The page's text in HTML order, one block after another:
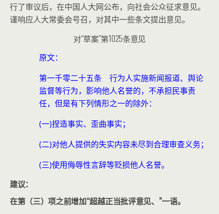
行了审议后，在中国人大网公布，向社会公众征求意见。
谨响应人大常委会号召，对其中一些条文提出意见。
对“草案”第1025条意见
原文：
第一千零二十五条 行为人实施新闻报道、舆论
监督等行为，影响他人名誉的，不承担民事责
任，但是有下列情形之一的除外：
(一)捏造事实、歪曲事实；
(二)对他人提供的失实内容未尽到合理审查义务；
(三)使用侮辱性言辞等贬损他人名誉。
建议：
在第（三）项之前增加“超越正当批评意见、”一语。